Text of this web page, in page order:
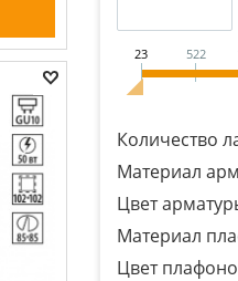
23 522
Количество
Материал
Цвет
Материал
Цвет